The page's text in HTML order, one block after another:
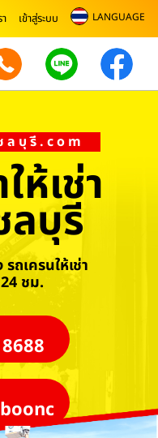
เข้าสู่ระบบ LANGUAGE
ลบุรี.com
ห้เช่า
ลบุรี
รถเครนให้เช่า
ชม.